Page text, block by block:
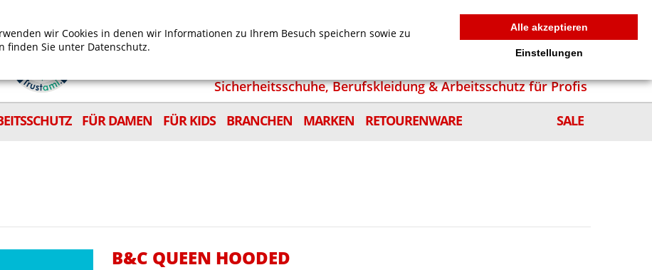
MEIN WARENKORB 0
Sicherheitsschuhe, Berufskleidung & Arbeitsschutz für Profis
FÜR DAMEN FÜR KIDS BRANCHEN MARKEN RETOURENWARE SALE
B&C QUEEN HOODED
wir Cookies in denen wir Informationen zu Ihrem Besuch speichern sowie zu
finden Sie unter Datenschutz.
Alle akzeptieren
Einstellungen